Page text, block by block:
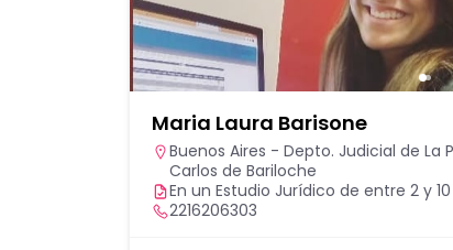
Maria Laura Barisone
Buenos Aires - Depto. Judicial de La
Carlos de Bariloche
En un Estudio Jurídico de entre 2 y
2216206303